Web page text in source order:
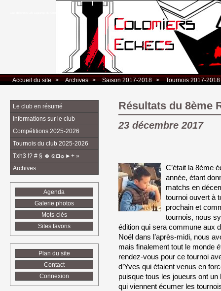
Club d’Echecs Léo Lagrange de Colomiers
Accueil du site > Archives > Saison 2017-2018 > Tournois 2017-2018
Résultats du 8ème
23 décembre 2017
C’était la 8ème
année, étant
matchs en
tournoi ouvert à
prochain et
tournois, nous
édition qui sera commune aux
Noël dans l’après-midi, nous
mais finalement tout le monde
rendez-vous pour ce tournoi
d’Yves qui étaient venus en
puisque tous les joueurs ont
qui viennent écumer les
Le club en résumé
Informations sur le club
Compétitions 2025-2026
Tournois du club 2025-2026
Txh3 !? # § ☻☺◘☼►+ »
Archives
Agenda
Galerie photos
Mots-clés
Sites favoris
Plan du site
Contact
Connexion